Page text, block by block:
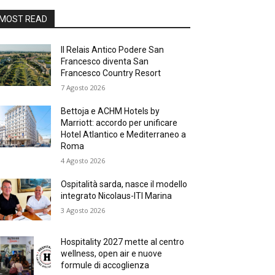
READ
Il Relais Antico Podere San
Francesco diventa San
Francesco Country Resort
7 Agosto 2026
Bettoja e ACHM Hotels by
Marriott: accordo per unificare
Hotel Atlantico e Mediterraneo a
Roma
4 Agosto 2026
Ospitalità sarda, nasce il modello
integrato Nicolaus-ITI Marina
3 Agosto 2026
Hospitality 2027 mette al centro
wellness, open air e nuove
formule di accoglienza